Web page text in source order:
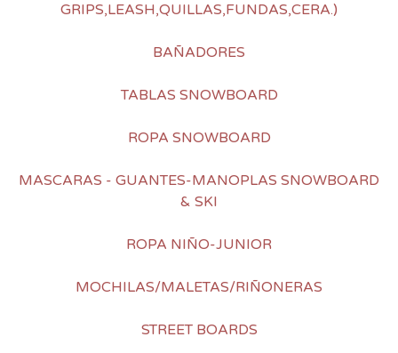
GRIPS,LEASH,QUILLAS,FUNDAS,CERA.)
BAÑADORES
TABLAS SNOWBOARD
ROPA SNOWBOARD
MASCARAS - GUANTES-MANOPLAS SNOWBOARD
& SKI
ROPA NIÑO-JUNIOR
MOCHILAS/MALETAS/RIÑONERAS
STREET BOARDS